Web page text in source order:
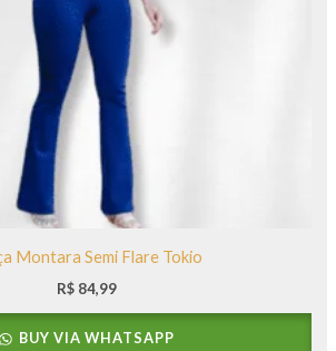
Montara Semi Flare Tokio
R$ 84,99
BUY VIA WHATSAPP